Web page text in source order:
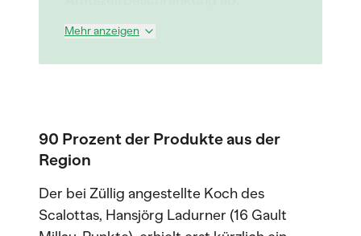
Mehr anzeigen
90 Prozent der Produkte aus der
Region
Der bei Züllig angestellte Koch des
Scalottas, Hansjörg Ladurner (16 Gault